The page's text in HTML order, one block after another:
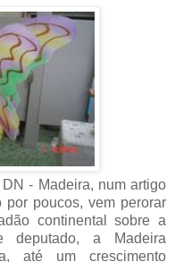
- Madeira, num artigo
poucos, vem perorar
continental sobre a
deputado, a Madeira
até um crescimento